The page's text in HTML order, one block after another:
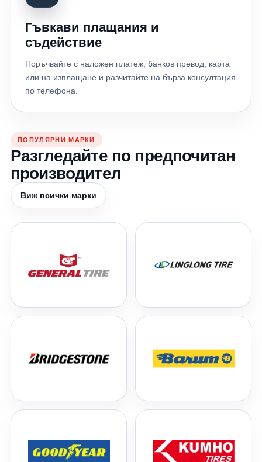
Гъвкави плащания и
съдействие
Поръчвайте с наложен платеж, банков превод, карта
или на изплащане и разчитайте на бърза консултация
по телефона.
ПОПУЛЯРНИ МАРКИ
Разгледайте по предпочитан
производител
Виж всички марки